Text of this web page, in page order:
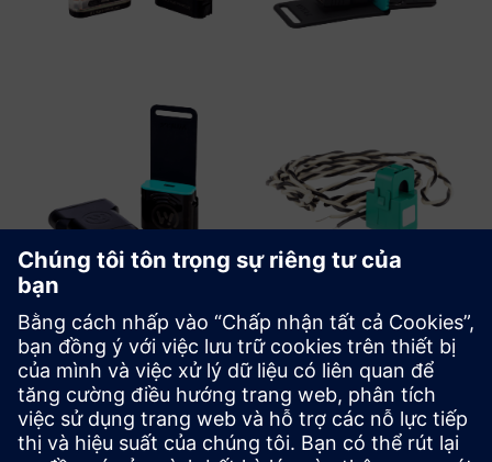
WiTTRA Click-ons and Accessories
A range of Click-On sensors and sensor interfaces are
available, providing the capability to add an unlimited
range of industrial grade sensors from either WiTTRA or off-
the-shelf sensor vendors.